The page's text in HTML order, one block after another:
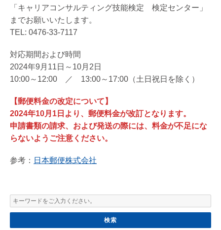
「キャリアコンサルティング技能検定 検定センター」
までお願いいたします。
TEL: 0476-33-7117
対応期間および時間
2024年9月11日～10月2日
10:00～12:00 ／ 13:00～17:00（土日祝日を除く）
【郵便料金の改定について】
2024年10月1日より、郵便料金が改訂となります。
申請書類の請求、および発送の際には、料金が不足にな
らないようご注意ください。
参考： 日本郵便株式会社